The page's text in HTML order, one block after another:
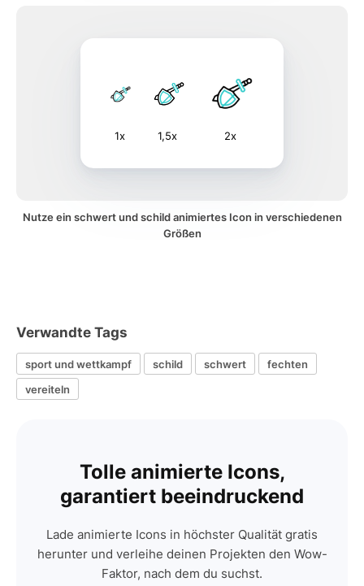
1x 1,5x 2x
Nutze ein schwert und schild animiertes Icon in verschiedenen
Größen
Verwandte Tags
sport und wettkampf schild schwert
fechten
vereiteln
Tolle animierte Icons,
garantiert beeindruckend
Lade animierte Icons in höchster Qualität gratis
herunter und verleihe deinen Projekten den Wow-
Faktor, nach dem du suchst.